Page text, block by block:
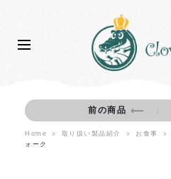
前の商品
シ
Home 取り扱い製品紹介 お食事
ォーク